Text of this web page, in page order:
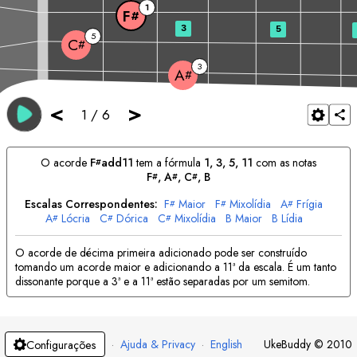
< 1 / 6 >
A# 3
C# 5
F# 1
3 5
O acorde F#add11 tem a fórmula 1, 3, 5, 11 com as notas
F#, A#, C#, B
Escalas Correspondentes: F# Maior F# Mixolídia A# Frígia
A# Lócria C# Dórica C# Mixolídia B Maior B Lídia
O acorde de décima primeira adicionado pode ser construído
tomando um acorde maior e adicionando a 11ª da escala. É um tanto
dissonante porque a 3ª e a 11ª estão separadas por um semitom.
Configurações · Ajuda & Privacy · English UkeBuddy © 2010